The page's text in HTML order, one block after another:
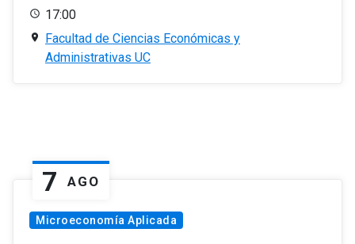
17:00
Facultad de Ciencias Económicas y
Administrativas UC
7 AGO
Microeconomía Aplicada